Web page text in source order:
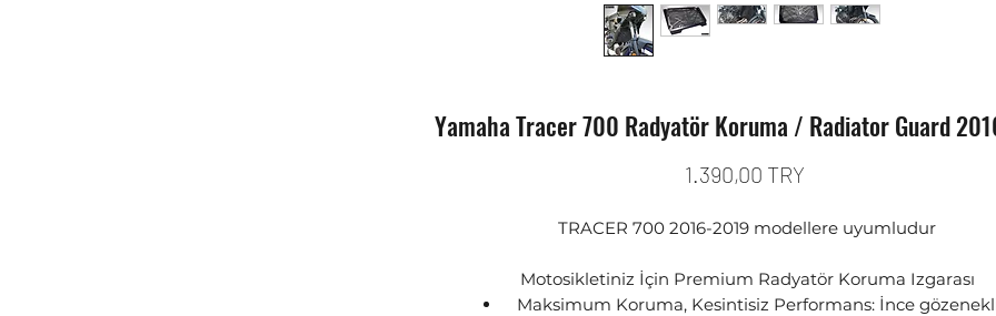
Yamaha Tracer 700 Radyatör Koruma / Radiator Guard
1.390,00 TRYPreis
TRACER 700 2016-2019 modellere uyumludur
Motosikletiniz İçin Premium Radyatör Koruma Izgarası
Maksimum Koruma, Kesintisiz Performans: İnce